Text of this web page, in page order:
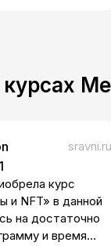
sravni.ru
1
курс
и NFT» в данной
на достаточно
и время